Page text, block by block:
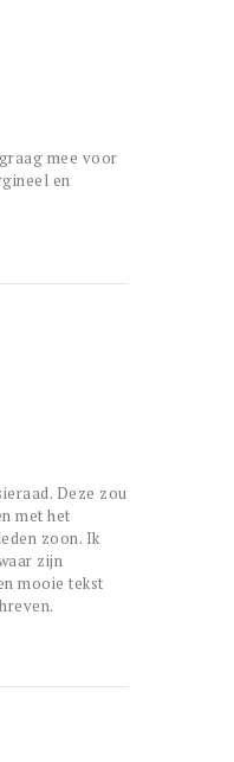
mee voor
en
Deze zou
met het
zoon. Ik
zijn
mooie tekst